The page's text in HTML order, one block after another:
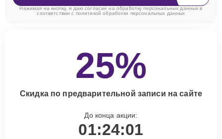
Нажимая на кнопку, я даю согласие на обработку персональных данных в
соответствии с политикой обработки персональных данных
25%
Скидка по предварительной записи на сайте
До конца акции:
01:24:00